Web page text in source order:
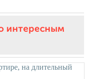
интересным